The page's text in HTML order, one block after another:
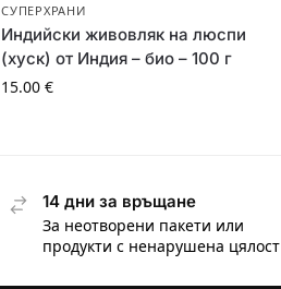
СУПЕРХРАНИ
Индийски живовляк на люспи
(хуск) от Индия – био – 100 г
15.00€
14 дни за връщане
За неотворени пакети или
продукти с ненарушена цялост